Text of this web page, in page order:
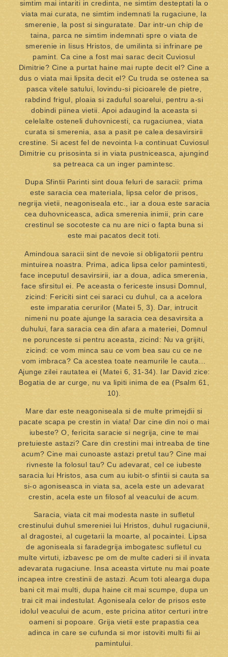
simtim mai intariti in credinta, ne simtim desteptati la o
viata mai curata, ne simtim indemnati la rugaciune, la
smerenie, la post si singuratate. Dar intr-un chip de
taina, parca ne simtim indemnati spre o viata de
smerenie in Iisus Hristos, de umilinta si infrinare pe
pamint. Ca cine a fost mai sarac decit Cuviosul
Dimitrie? Cine a purtat haine mai rupte decit el? Cine a
dus o viata mai lipsita decit el? Cu truda se ostenea sa
pasca vitele satului, lovindu-si picioarele de pietre,
rabdind frigul, ploaia si zaduful soarelui, pentru a-si
dobindi piinea vietii. Apoi adaugind la aceasta si
celelalte osteneli duhovnicesti, ca rugaciunea, viata
curata si smerenia, asa a pasit pe calea desavirsirii
crestine. Si acest fel de nevointa l-a continuat Cuviosul
Dimitrie cu prisosinta si in viata pustniceasca, ajungind
sa petreaca ca un inger pamintesc.
Dupa Sfintii Parinti sint doua feluri de saracii: prima
este saracia cea materiala, lipsa celor de prisos,
negrija vietii, neagoniseala etc., iar a doua este saracia
cea duhovniceasca, adica smerenia inimii, prin care
crestinul se socoteste ca nu are nici o fapta buna si
este mai pacatos decit toti.
Amindoua saracii sint de nevoie si obligatorii pentru
mintuirea noastra. Prima, adica lipsa celor pamintesti,
face inceputul desavirsirii, iar a doua, adica smerenia,
face sfirsitul ei. Pe aceasta o fericeste insusi Domnul,
zicind: Fericiti sint cei saraci cu duhul, ca a acelora
este imparatia cerurilor (Matei 5, 3). Dar, intrucit
nimeni nu poate ajunge la saracia cea desavirsita a
duhului, fara saracia cea din afara a materiei, Domnul
ne porunceste si pentru aceasta, zicind: Nu va grijiti,
zicind: ce vom minca sau ce vom bea sau cu ce ne
vom imbraca? Ca acestea toate neamurile le cauta…
Ajunge zilei rautatea ei (Matei 6, 31-34). Iar David zice:
Bogatia de ar curge, nu va lipiti inima de ea (Psalm 61,
10).
Mare dar este neagoniseala si de multe primejdii si
pacate scapa pe crestin in viata! Dar cine din noi o mai
iubeste? O, fericita saracie si negrija, cine te mai
pretuieste astazi? Care din crestini mai intreaba de tine
acum? Cine mai cunoaste astazi pretul tau? Cine mai
rivneste la folosul tau? Cu adevarat, cel ce iubeste
saracia lui Hristos, asa cum au iubit-o sfintii si cauta sa
si-o agoniseasca in viata sa, acela este un adevarat
crestin, acela este un filosof al veacului de acum.
Saracia, viata cit mai modesta naste in sufletul
crestinului duhul smereniei lui Hristos, duhul rugaciunii,
al dragostei, al cugetarii la moarte, al pocaintei. Lipsa
de agoniseala si faradegrija imbogatesc sufletul cu
multe virtuti, izbavesc pe om de multe caderi si il invata
adevarata rugaciune. Insa aceasta virtute nu mai poate
incapea intre crestinii de astazi. Acum toti alearga dupa
bani cit mai multi, dupa haine cit mai scumpe, dupa un
trai cit mai indestulat. Agoniseala celor de prisos este
idolul veacului de acum, este pricina atitor certuri intre
oameni si popoare. Grija vietii este prapastia cea
adinca in care se cufunda si mor istoviti multi fii ai
pamintului.